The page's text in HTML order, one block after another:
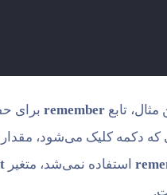
مثال، تابع remember برای
که دکمه کلیک می‌شود، مقدار
استفاده نمی‌شد، متغیر